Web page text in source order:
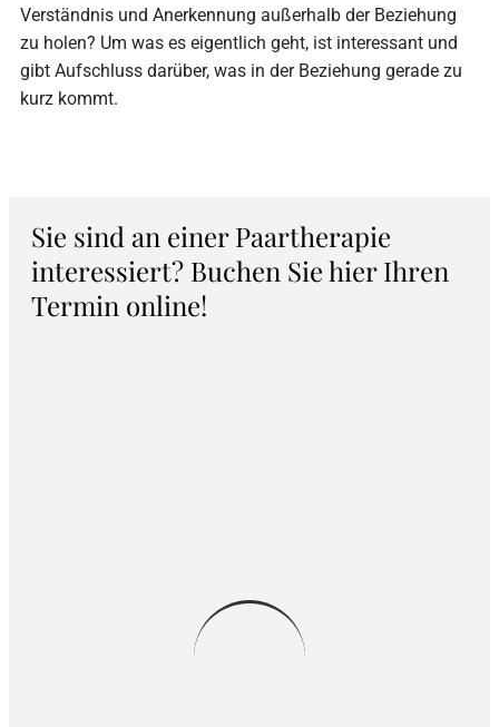
Verständnis und Anerkennung außerhalb der Beziehung
zu holen? Um was es eigentlich geht, ist interessant und
gibt Aufschluss darüber, was in der Beziehung gerade zu
kurz kommt.
Sie sind an einer Paartherapie
interessiert? Buchen Sie hier Ihren
Termin online!